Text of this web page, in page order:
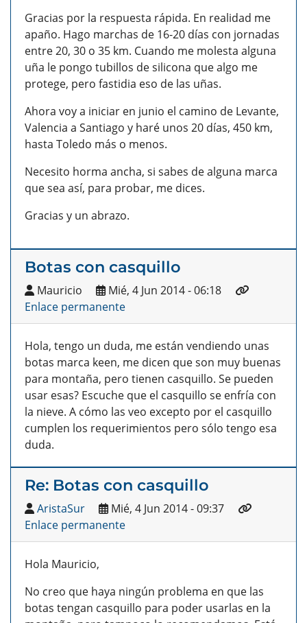
Gracias por la respuesta rápida. En realidad me
apaño. Hago marchas de 16-20 días con jornadas
entre 20, 30 o 35 km. Cuando me molesta alguna
uña le pongo tubillos de silicona que algo me
protege, pero fastidia eso de las uñas.
Ahora voy a iniciar en junio el camino de Levante,
Valencia a Santiago y haré unos 20 días, 450 km,
hasta Toledo más o menos.
Necesito horma ancha, si sabes de alguna marca
que sea así, para probar, me dices.
Gracias y un abrazo.
Botas con casquillo
Mauricio
Mié, 4 Jun 2014 - 06:18
Enlace permanente
Hola, tengo un duda, me están vendiendo unas
botas marca keen, me dicen que son muy buenas
para montaña, pero tienen casquillo. Se pueden
usar esas? Escuche que el casquillo se enfría con
la nieve. A cómo las veo excepto por el casquillo
cumplen los requerimientos pero sólo tengo esa
duda.
Re: Botas con casquillo
AristaSur
Mié, 4 Jun 2014 - 09:37
Enlace permanente
Hola Mauricio,
No creo que haya ningún problema en que las
botas tengan casquillo para poder usarlas en la